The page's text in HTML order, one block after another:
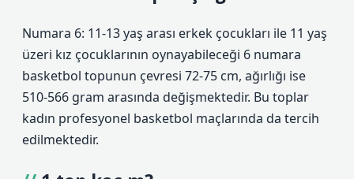
Numara 6: 11-13 yaş arası erkek çocukları ile 11 yaş
üzeri kız çocuklarının oynayabileceği 6 numara
basketbol topunun çevresi 72-75 cm, ağırlığı ise
510-566 gram arasında değişmektedir. Bu toplar
kadın profesyonel basketbol maçlarında da tercih
edilmektedir.